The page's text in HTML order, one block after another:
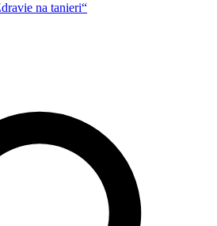
na tanieri“